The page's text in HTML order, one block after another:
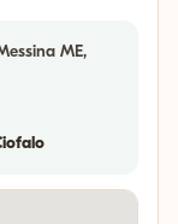
ME,